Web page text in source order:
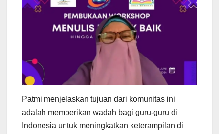
Patmi menjelaskan tujuan dari komunitas ini
adalah memberikan wadah bagi guru-guru di
Indonesia untuk meningkatkan keterampilan di